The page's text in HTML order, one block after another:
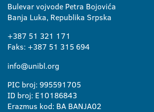
Bulevar vojvode Petra Bojovića
Banja Luka, Republika Srpska
+387 51 321 171
Faks: +387 51 315 694
info@unibl.org
PIC broj: 995591705
ID broj: E10186843
Erazmus kod: BA BANJA02